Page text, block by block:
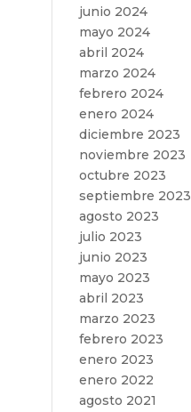
junio 2024
mayo 2024
abril 2024
marzo 2024
febrero 2024
enero 2024
diciembre 2023
noviembre 2023
octubre 2023
septiembre 2023
agosto 2023
julio 2023
junio 2023
mayo 2023
abril 2023
marzo 2023
febrero 2023
enero 2023
enero 2022
agosto 2021